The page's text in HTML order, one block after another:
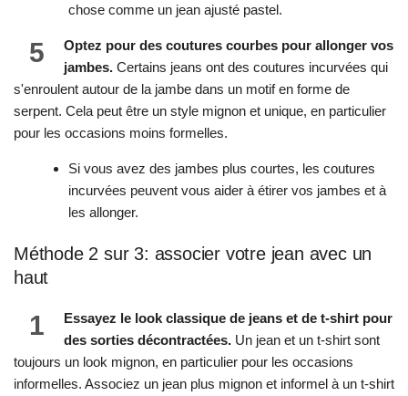
chose comme un jean ajusté pastel.
5
Optez pour des coutures courbes pour allonger vos
jambes. Certains jeans ont des coutures incurvées qui
s'enroulent autour de la jambe dans un motif en forme de
serpent. Cela peut être un style mignon et unique, en particulier
pour les occasions moins formelles.
Si vous avez des jambes plus courtes, les coutures
incurvées peuvent vous aider à étirer vos jambes et à
les allonger.
Méthode 2 sur 3: associer votre jean avec un
haut
1
Essayez le look classique de jeans et de t-shirt pour
des sorties décontractées. Un jean et un t-shirt sont
toujours un look mignon, en particulier pour les occasions
informelles. Associez un jean plus mignon et informel à un t-shirt